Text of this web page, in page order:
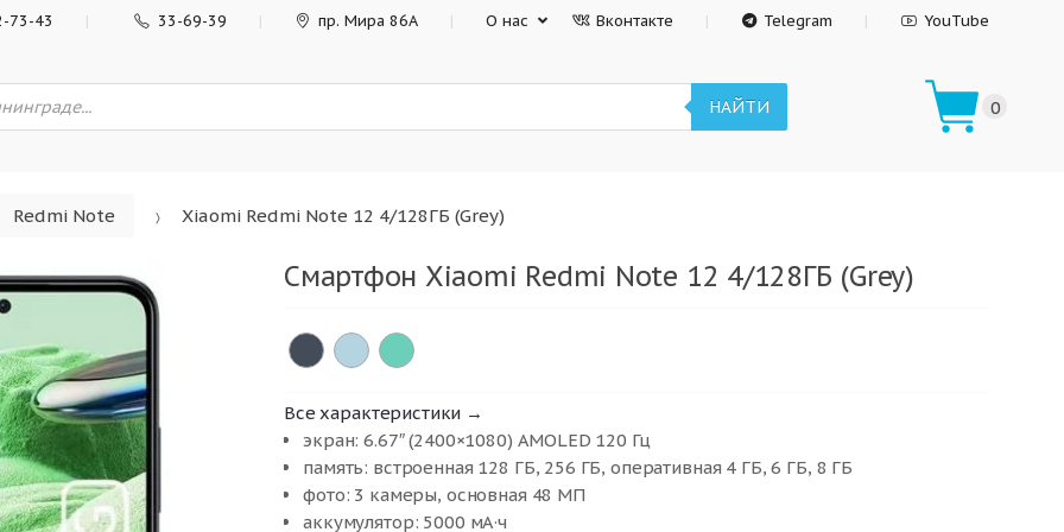
73-43 33-69-39 пр. Мира 86А О нас Вконтакте Telegram YouTube
НАЙТИ 0
Redmi Note Xiaomi Redmi Note 12 4/128ГБ (Grey)
Смартфон Xiaomi Redmi Note 12 4/128ГБ (Grey)
Все характеристики →
экран: 6.67″ (2400×1080) AMOLED 120 Гц
память: встроенная 128 ГБ, 256 ГБ, оперативная 4 ГБ, 6 ГБ, 8 ГБ
фото: 3 камеры, основная 48 МП
аккумулятор: 5000 мА·ч